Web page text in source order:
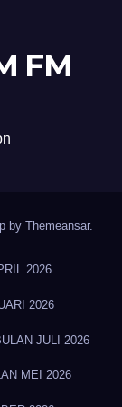
FM
by Themeansar.
2026
2026
JULI 2026
MEI 2026